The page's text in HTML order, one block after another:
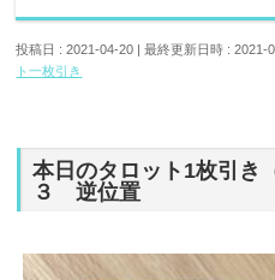
投稿日 : 2021-04-20 最終更新日時 : 2021-
ト一枚引き
本日のタロット1枚引
３ 逆位置